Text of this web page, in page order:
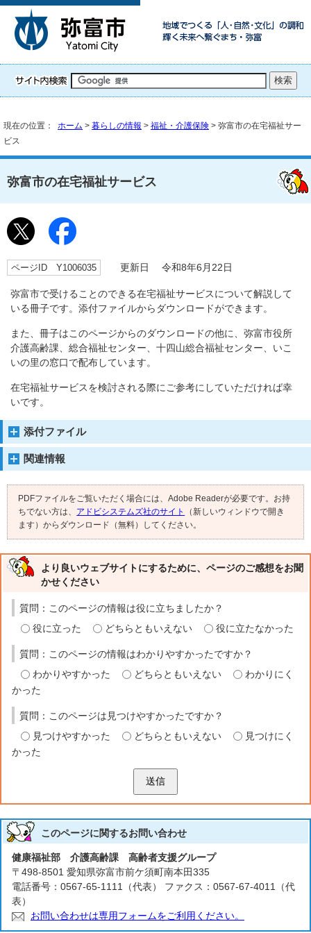
現在の位置： ホーム > 暮らしの情報 > 福祉・介護保険 > 弥富市の在宅福祉サー
ビス
弥富市の在宅福祉サービス
ページID Y1006035 更新日 令和8年6月22日
弥富市で受けることのできる在宅福祉サービスについて解説して
いる冊子です。添付ファイルからダウンロードができます。
また、冊子はこのページからのダウンロードの他に、弥富市役所
介護高齢課、総合福祉センター、十四山総合福祉センター、いこ
いの里の窓口で配布しています。
在宅福祉サービスを検討される際にご参考にしていただければ幸
いです。
添付ファイル
関連情報
PDFファイルをご覧いただく場合には、Adobe Readerが必要です。お持
ちでない方は、 アドビシステムズ社のサイト
（新しいウィンドウで開き
ます）からダウンロード（無料）してください。
より良いウェブサイトにするために、ページのご感想をお聞
かせください
質問：このページの情報は役に立ちましたか？
役に立った
どちらともいえない 役に立たなかった
質問：このページの情報はわかりやすかったですか？
わかりやすかった
どちらともいえない
わかりにく
かった
質問：このページは見つけやすかったですか？
見つけやすかった
どちらともいえない
見つけにく
かった
送信
このページに関するお問い合わせ
健康福祉部 介護高齢課 高齢者支援グループ
〒498-8501 愛知県弥富市前ケ須町南本田335
電話番号：0567-65-1111（代表） ファクス：0567-67-4011（代
表）
お問い合わせは専用フォームをご利用ください。